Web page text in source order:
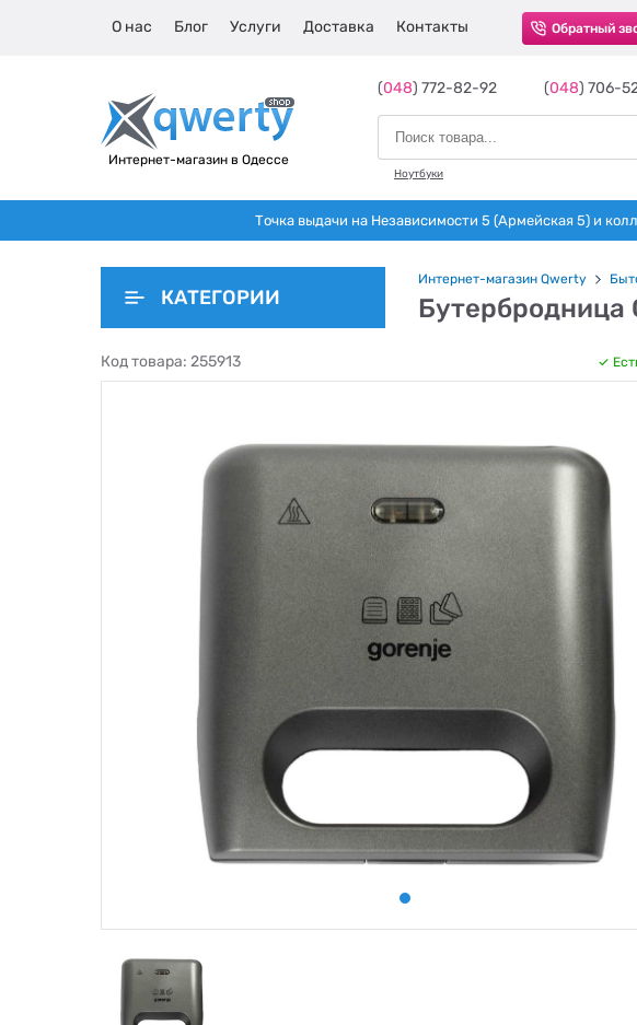
О нас Блог Услуги Доставка Контакты Обратный
Интернет-магазин в Одессе
(048) 772-82-92 (048) 706-
Ноутбуки
Точка выдачи на Независимости 5 (Армейская 5) и
КАТЕГОРИИ
Интернет-магазин Qwerty
Бутербродница
Код товара: 255913